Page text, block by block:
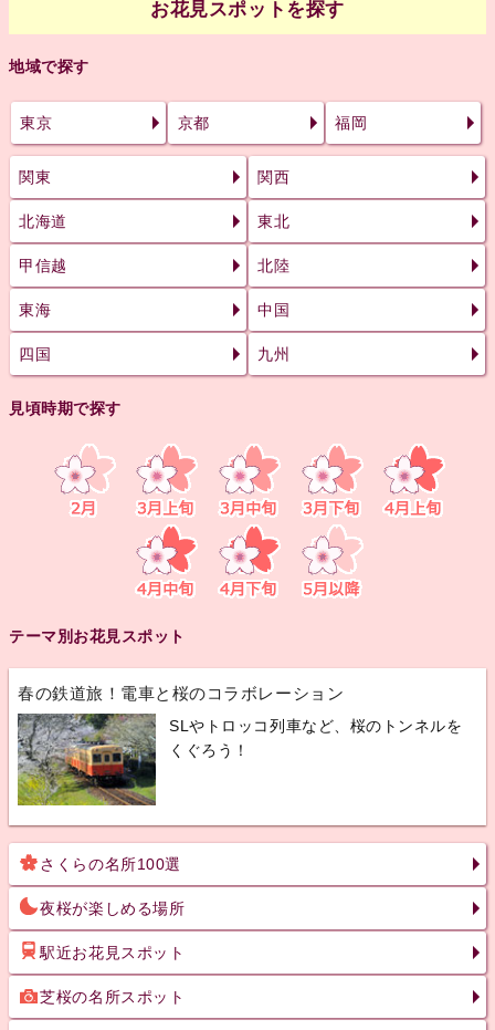
お花見スポットを探す
地域で探す
東京 京都 福岡
関東 関西
北海道 東北
甲信越 北陸
東海 中国
四国 九州
見頃時期で探す
テーマ別お花見スポット
春の鉄道旅！電車と桜のコラボレーション
SLやトロッコ列車など、桜のトンネルを
くぐろう！
さくらの名所100選
夜桜が楽しめる場所
駅近お花見スポット
芝桜の名所スポット